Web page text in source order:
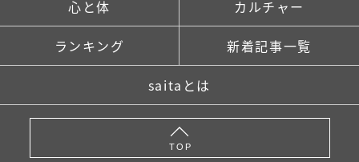
心と体 カルチャー
ランキング 新着記事一覧
saitaとは
TOP